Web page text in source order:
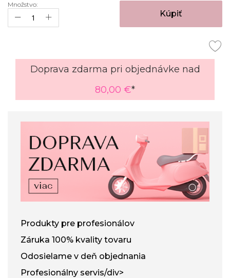
Množstvo:
Kúpiť
Doprava zdarma pri objednávke nad
80,00 €*
Produkty pre profesionálov
Záruka 100% kvality tovaru
Odosielame v deň objednania
Profesionálny servis/div>